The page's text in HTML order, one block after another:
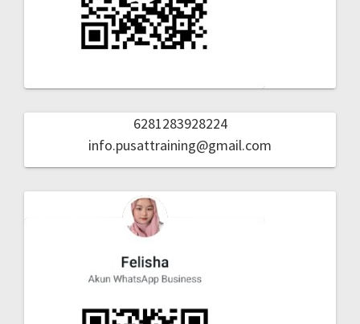
6281283928224
info.pusattraining@gmail.com